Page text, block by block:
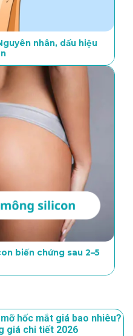
nhân, dấu hiệu
biến chứng sau 2–5
hốc mắt giá bao nhiêu?
giá chi tiết 2026